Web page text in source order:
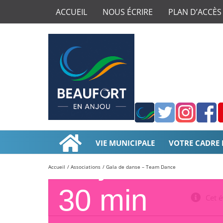
ACCUEIL NOUS ÉCRIRE PLAN D’ACCÈS
Application
smartphone
de
la
ville
Twitter
VIE MUNICIPALE VOTRE CADRE
Accueil Associations Gala de danse – Team Dance
Gala de danse – Team
13 juin à 15
30 min